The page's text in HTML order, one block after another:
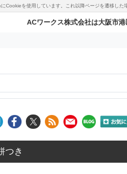
Cookieを使用しています。これ以降ページを遷移し
ACワークス株式会社は大阪市
つき